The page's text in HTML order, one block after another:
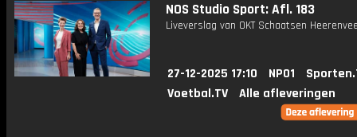
NOS Studio Sport: Afl. 183
Liveverslag van OKT Schaatsen
27-12-2025 17:10 NPO1
Voetbal.TV
Alle afleveringen